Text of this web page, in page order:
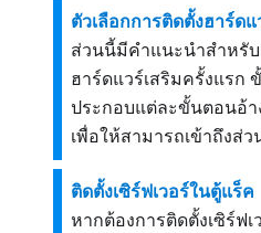
ตัวเลือกการติดตั้งฮาร์ดแ
ส่วนนี้มีคำแนะนำสำหรับ
ฮาร์ดแวร์เสริมครั้งแรก
ประกอบแต่ละขั้นตอนอ้า
เพื่อให้สามารถเข้าถึงส่
ติดตั้งเซิร์ฟเวอร์ในตู้แร็ค
หากต้องการติดตั้งเซิร์ฟ